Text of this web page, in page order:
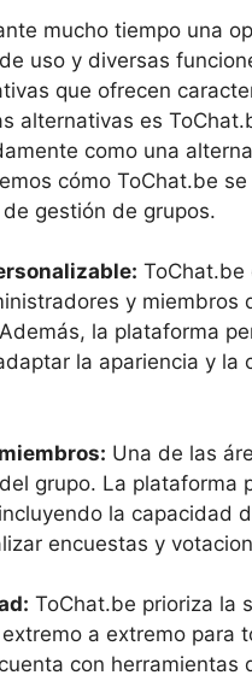
mucho tiempo una
uso y diversas
que ofrecen
alternativas es
como una
cómo ToChat.be
gestión de grupos.
y miembros
la plataforma
la apariencia y la
Una de las
grupo. La plataforma
la capacidad
encuestas y
ToChat.be prioriza la
a extremo para
con